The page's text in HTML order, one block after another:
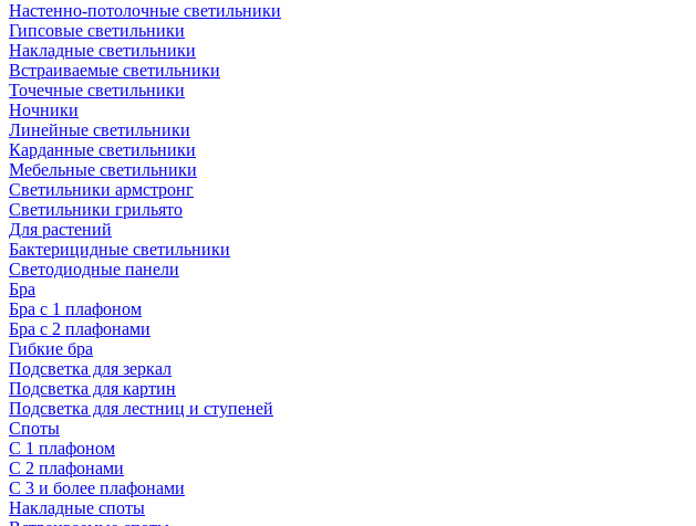
Настенно-потолочные светильники
Гипсовые светильники
Накладные светильники
Встраиваемые светильники
Точечные светильники
Ночники
Линейные светильники
Карданные светильники
Мебельные светильники
Светильники армстронг
Светильники грильято
Для растений
Бактерицидные светильники
Светодиодные панели
Бра
Бра с 1 плафоном
Бра с 2 плафонами
Гибкие бра
Подсветка для зеркал
Подсветка для картин
Подсветка для лестниц и ступеней
Споты
С 1 плафоном
С 2 плафонами
С 3 и более плафонами
Накладные споты